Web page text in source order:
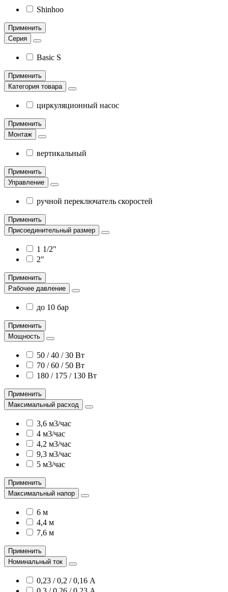
Shinhoo
Применить
Серия
Basic S
Применить
Категория товара
циркуляционный насос
Применить
Монтаж
вертикальный
Применить
Управление
ручной переключатель скоростей
Применить
Присоединительный размер
1 1/2"
2"
Применить
Рабочее давление
до 10 бар
Применить
Мощность
50 / 40 / 30 Вт
70 / 60 / 50 Вт
180 / 175 / 130 Вт
Применить
Максимальный расход
3,6 м3/час
4 м3/час
4,2 м3/час
9,3 м3/час
5 м3/час
Применить
Максимальный напор
6 м
4,4 м
7,6 м
Применить
Номинальный ток
0,23 / 0,2 / 0,16 А